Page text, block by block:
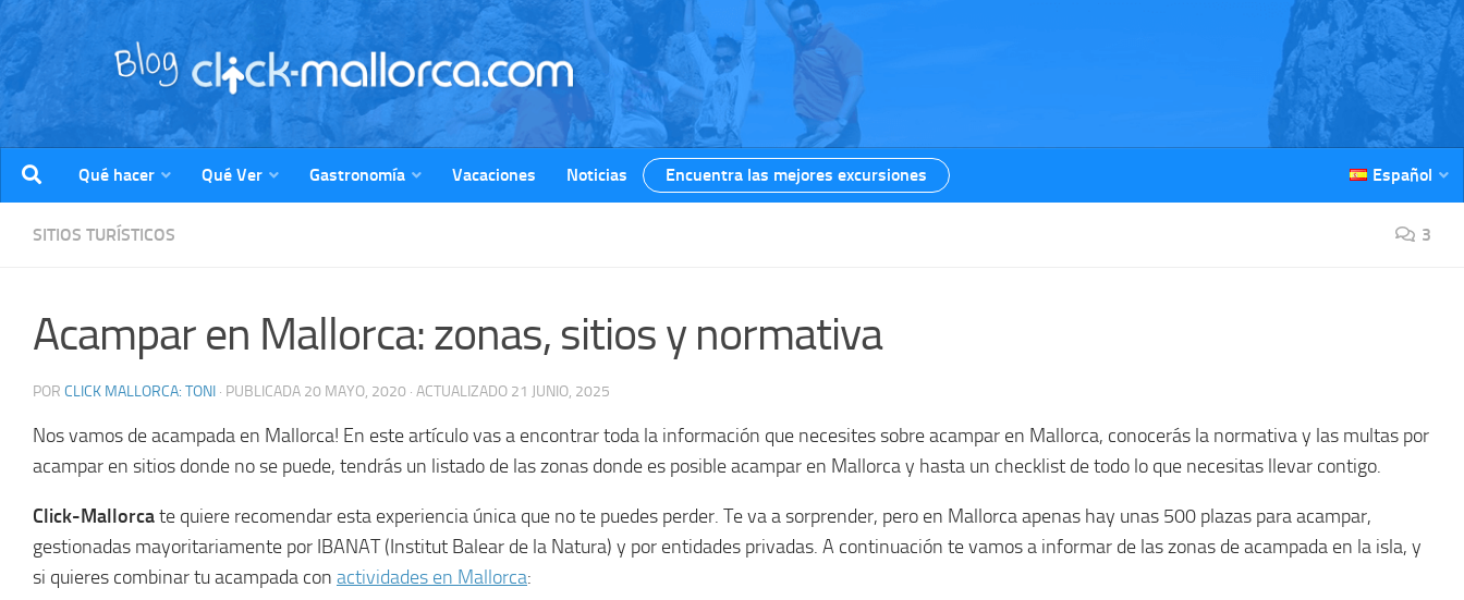
Saltar al contenido
Qué hacer Qué Ver Gastronomía Vacaciones Noticias Encuentra las mejores excursiones Español
SITIOS TURÍSTICOS 3
Acampar en Mallorca: zonas, sitios y normativa
POR CLICK MALLORCA: TONI · PUBLICADA 20 MAYO, 2020 · ACTUALIZADO 21 JUNIO, 2025
Nos vamos de acampada en Mallorca! En este artículo vas a encontrar toda la información que necesites sobre acampar en Mallorca, conocerás la normativa y las multas por
acampar en sitios donde no se puede, tendrás un listado de las zonas donde es posible acampar en Mallorca y hasta un checklist de todo lo que necesitas llevar contigo.
Click-Mallorcate quiere recomendar esta experiencia única que no te puedes perder. Te va a sorprender, pero en Mallorca apenas hay unas 500 plazas para acampar,
gestionadas mayoritariamente por IBANAT (Institut Balear de la Natura) y por entidades privadas. A continuación te vamos a informar de las zonas de acampada en la isla, y
si quieres combinar tu acampada con actividades en Mallorca: